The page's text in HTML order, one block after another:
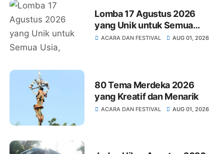
Lomba 17 Agustus 2026
yang Unik untuk Semua
Usia, Perayaan HUT RI Makin
ACARA DAN FESTIVAL AUG 01, 2026
80 Tema Merdeka 2026
yang Kreatif dan Menarik
ACARA DAN FESTIVAL AUG 01, 2026